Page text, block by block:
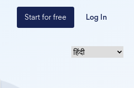
Start for free Log In